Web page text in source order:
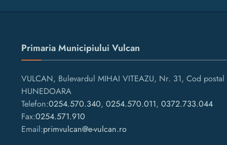
Primaria Municipiului Vulcan
VULCAN, Bulevardul MIHAI VITEAZU, Nr. 31, Cod
HUNEDOARA
Telefon:0254.570.340, 0254.570.011, 0372.733.044
Fax:0254.571.910
Email:primvulcan@e-vulcan.ro